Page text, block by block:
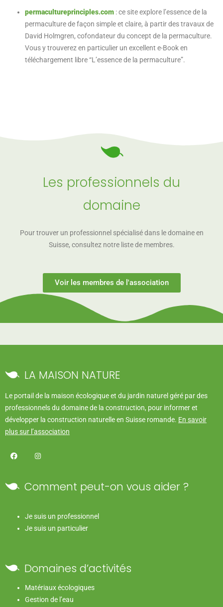
permacultureprinciples.com :ce site explore l’essence de la
permaculture de façon simple et claire, à partir des travaux de
David Holmgren, cofondateur du concept de la permaculture.
Vous y trouverez en particulier un excellent e-Book en
téléchargement libre “L’essence de la permaculture”.
Les professionnels du
domaine
Pour trouver un professionnel spécialisé dans le domaine en
Suisse, consultez notre liste de membres.
Voir les membres de l'association
LA MAISON NATURE
Le portail de la maison écologique et du jardin naturel géré par des
professionnels du domaine de la construction, pour informer et
développer la construction naturelle en Suisse romande. En savoir
plus sur l’association
Comment peut-on vous aider ?
Je suis un professionnel
Je suis un particulier
Domaines d’activités
Matériaux écologiques
Gestion de l’eau